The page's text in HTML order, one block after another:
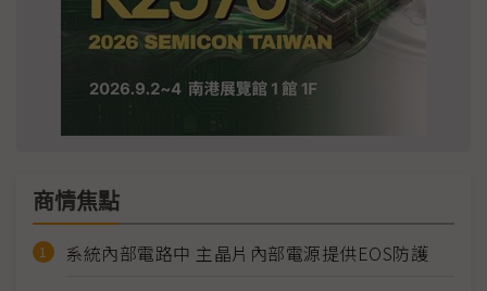
商情焦點
系統內部電路中 主晶片內部電源提供EOS防護